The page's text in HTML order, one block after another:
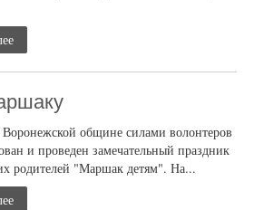
Воронежской общине силами волонтеров
и проведен замечательный праздник
родителей "Маршак детям". На...